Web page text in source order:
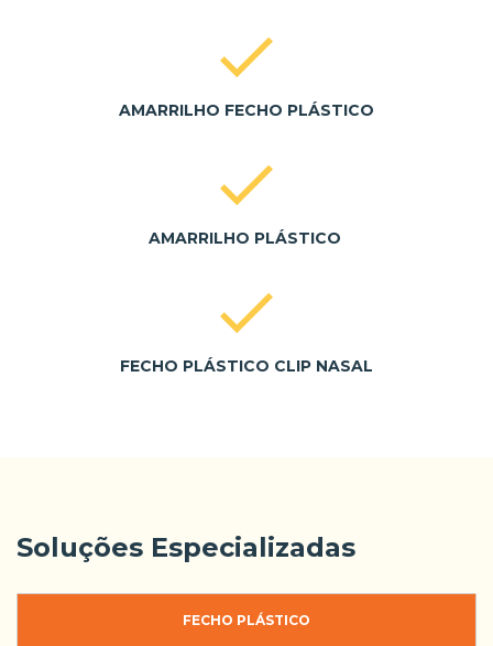
AMARRILHO FECHO PLÁSTICO
AMARRILHO PLÁSTICO
FECHO PLÁSTICO CLIP NASAL
Soluções Especializadas
FECHO PLÁSTICO